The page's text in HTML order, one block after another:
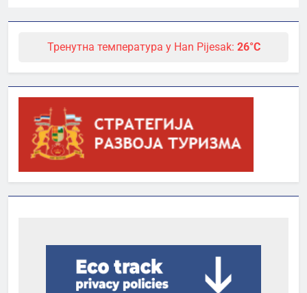
Тренутна температура у Han Pijesak: 26°C